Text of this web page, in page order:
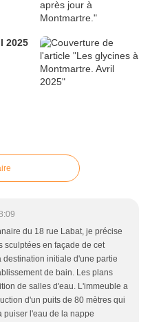
2025
du 18 rue Labat, je précise
sculptées en façade de cet
initiale d'une partie
de bain. Les plans
de salles d'eau. L'immeuble a
d'un puits de 80 mètres qui
puiser l'eau de la nappe